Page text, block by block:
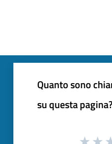
Quanto sono
su questa